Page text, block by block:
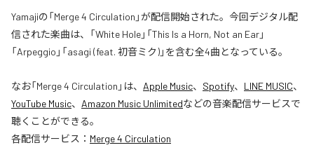
Yamajiの「Merge 4 Circulation」が配信開始された。今回デジタル配
信された楽曲は、「White Hole」「This Is a Horn, Not an Ear」
「Arpeggio」「asagi (feat. 初音ミク)」を含む全4曲となっている。
なお「Merge 4 Circulation 」は、 Apple Music、 Spotify、 LINE MUSIC、
YouTube Music、 Amazon Music Unlimitedなどの音楽配信サービスで
聴くことができる。
各配信サービス： Merge 4 Circulation